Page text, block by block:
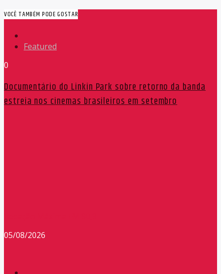
VOCÊ TAMBÉM PODE GOSTAR
Featured
0
Documentário do Linkin Park sobre retorno da banda
estreia nos cinemas brasileiros em setembro
05/08/2026